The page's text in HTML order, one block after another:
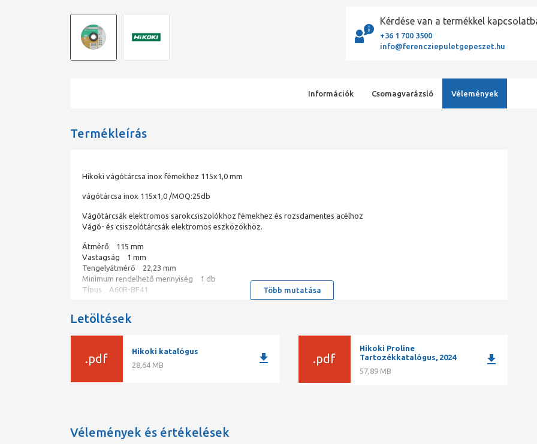
Kérdése van a termékkel
+36 1 700 3500
info@ferencziepuletgepeszet.hu
Információk Csomagvarázsló Vélemények
Termékleírás
Hikoki vágótárcsa inox fémekhez 115x1,0 mm
vágótárcsa inox 115x1,0 /MOQ:25db
Vágótárcsák elektromos sarokcsiszolókhoz fémekhez és rozsdamentes acélhoz
Vágó- és csiszolótárcsák elektromos eszközökhöz.
Átmérő 115 mm
Vastagság 1 mm
Tengelyátmérő 22,23 mm
Minimum rendelhető mennyiség 1 db
Típus A60R-BF41
Több mutatása
Letöltések
.pdf
Hikoki katalógus
28,64 MB
download .pdf
Hikoki Proline
Tartozékkatalógus, 2024
57,89 MB
download
Vélemények és értékelések